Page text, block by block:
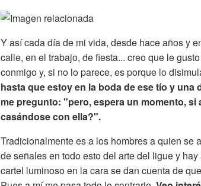
Y así cada día de mi vida, desde hace años y
calle, en el trabajo, de fiesta... creo que le
conmigo y, si no lo parece, es porque lo
hasta que estoy en la boda de ese tío y una
me pregunto: "pero, espera un momento, si
casándose con ella?".
Tradicionalmente es a los hombres a quien se
de señales en todo esto del arte del ligue y
cartel luminoso en la cara se dan cuenta de